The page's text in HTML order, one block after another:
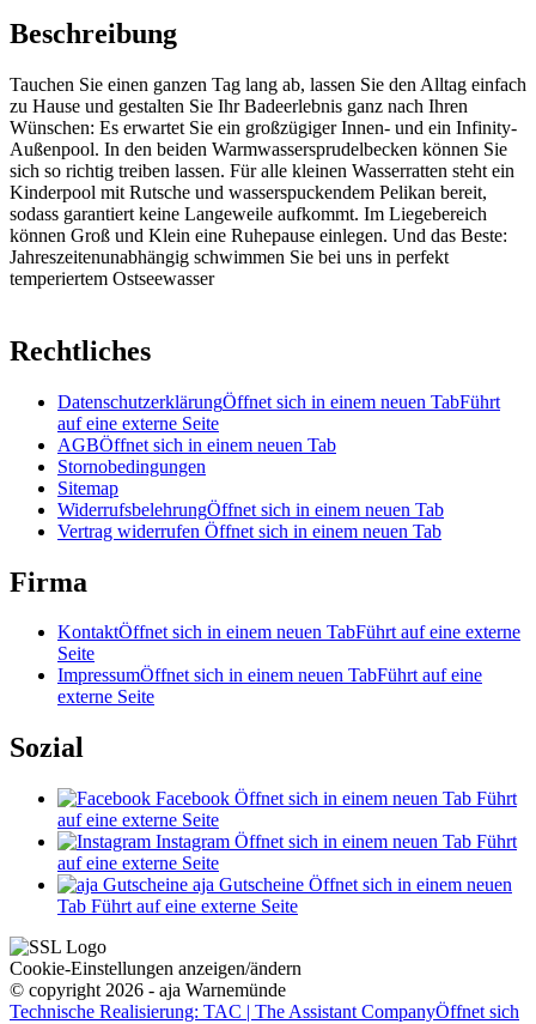
Beschreibung
Tauchen Sie einen ganzen Tag lang ab, lassen Sie den Alltag einfach
zu Hause und gestalten Sie Ihr Badeerlebnis ganz nach Ihren
Wünschen: Es erwartet Sie ein großzügiger Innen- und ein Infinity-
Außenpool. In den beiden Warmwassersprudelbecken können Sie
sich so richtig treiben lassen. Für alle kleinen Wasserratten steht ein
Kinderpool mit Rutsche und wasserspuckendem Pelikan bereit,
sodass garantiert keine Langeweile aufkommt. Im Liegebereich
können Groß und Klein eine Ruhepause einlegen. Und das Beste:
Jahreszeitenunabhängig schwimmen Sie bei uns in perfekt
temperiertem Ostseewasser
Rechtliches
DatenschutzerklärungÖffnet sich in einem neuen TabFührt
auf eine externe Seite
AGBÖffnet sich in einem neuen Tab
Stornobedingungen
Sitemap
WiderrufsbelehrungÖffnet sich in einem neuen Tab
Vertrag widerrufen Öffnet sich in einem neuen Tab
Firma
KontaktÖffnet sich in einem neuen TabFührt auf eine externe
Seite
ImpressumÖffnet sich in einem neuen TabFührt auf eine
externe Seite
Sozial
Facebook Öffnet sich in einem neuen Tab Führt
auf eine externe Seite
Instagram Öffnet sich in einem neuen Tab Führt
auf eine externe Seite
aja Gutscheine Öffnet sich in einem neuen
Tab Führt auf eine externe Seite
Cookie-Einstellungen anzeigen/ändern
© copyright 2026 - aja Warnemünde
Technische Realisierung: TAC | The Assistant CompanyÖffnet sich